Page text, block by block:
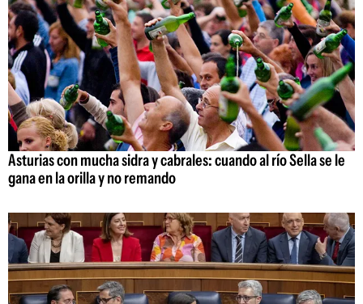
Asturias con mucha sidra y cabrales: cuando al río Sella se le
gana en la orilla y no remando